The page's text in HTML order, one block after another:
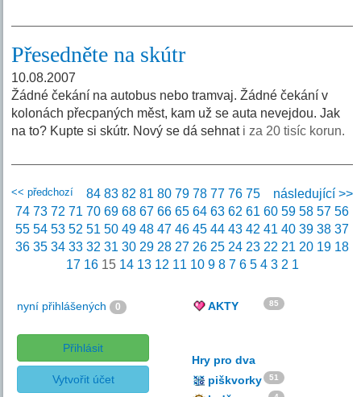
Přesedněte na skútr
10.08.2007
Žádné čekání na autobus nebo tramvaj. Žádné čekání v
kolonách přecpaných měst, kam už se auta nevejdou. Jak
na to? Kupte si skútr. Nový se dá sehnat i za 20 tisíc korun.
<< předchozí následující >>
84 83 82 81 80 79 78 77 76 75
74 73 72 71 70 69 68 67 66 65 64 63 62 61 60 59 58 57 56
55 54 53 52 51 50 49 48 47 46 45 44 43 42 41 40 39 38 37
36 35 34 33 32 31 30 29 28 27 26 25 24 23 22 21 20 19 18
17 1615 14 13 12 11 10 9 8 7 6 5 4 3 2 1
nyní přihlášených 0
Přihlásit
Vytvořit účet
AKTY 85
Hry pro dva
piškvorky
51